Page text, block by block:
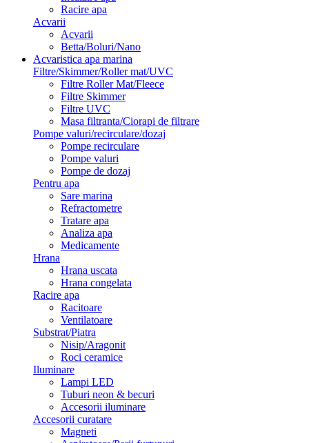
Racire apa
Acvarii
Acvarii
Betta/Boluri/Nano
Acvaristica apa marina
Filtre/Skimmer/Roller mat/UVC
Filtre Roller Mat/Fleece
Filtre Skimmer
Filtre UVC
Masa filtranta/Ciorapi de filtrare
Pompe valuri/recirculare/dozaj
Pompe recirculare
Pompe valuri
Pompe de dozaj
Pentru apa
Sare marina
Refractometre
Tratare apa
Analiza apa
Medicamente
Hrana
Hrana uscata
Hrana congelata
Racire apa
Racitoare
Ventilatoare
Substrat/Piatra
Nisip/Aragonit
Roci ceramice
Iluminare
Lampi LED
Tuburi neon & becuri
Accesorii iluminare
Accesorii curatare
Magneti